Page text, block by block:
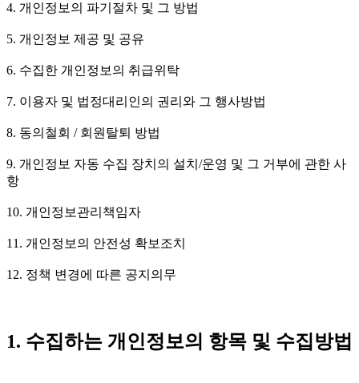
4. 개인정보의 파기절차 및 그 방법
5. 개인정보 제공 및 공유
6. 수집한 개인정보의 취급위탁
7. 이용자 및 법정대리인의 권리와 그 행사방법
8. 동의철회 / 회원탈퇴 방법
9. 개인정보 자동 수집 장치의 설치/운영 및 그 거부에 관한 사
항
10. 개인정보관리책임자
11. 개인정보의 안전성 확보조치
12. 정책 변경에 따른 공지의무
1. 수집하는 개인정보의 항목 및 수집방법